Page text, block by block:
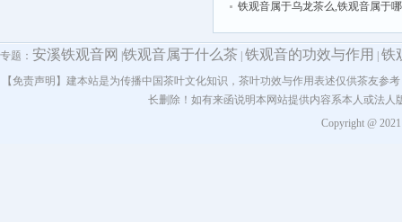
铁观音属于乌龙茶么,铁观音属于
专题： 安溪铁观音网 |铁观音属于什么茶 | 铁观音的功效与作用 | 铁
【免责声明】建本站是为传播中国茶叶文化知识，茶叶功效与作用表述仅供茶友
长删除！如有来函说明本网站提供内容系本人或法
Copyright @